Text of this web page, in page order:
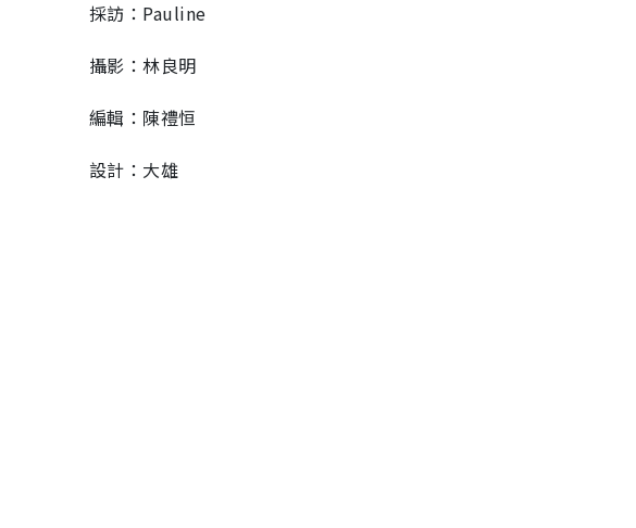
採訪：Pauline
攝影：林良明
編輯：陳禮恒
設計：大雄